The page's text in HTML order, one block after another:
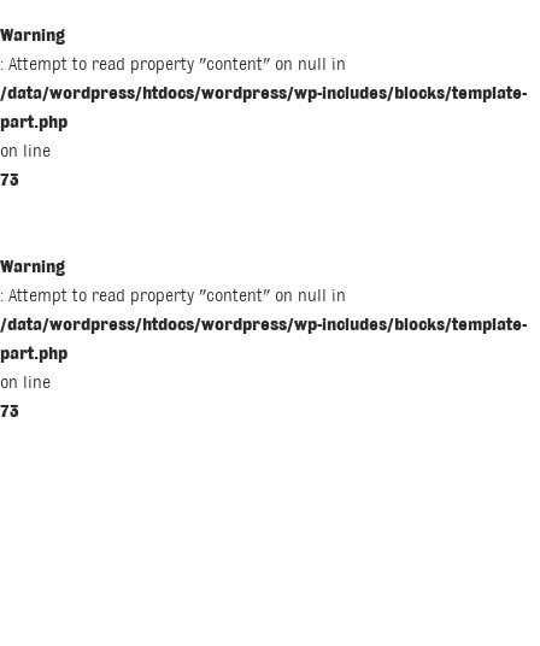
Warning
: Attempt to read property "content" on null in
/data/wordpress/htdocs/wordpress/wp-includes/blocks/template-
part.php
on line
73
Warning
: Attempt to read property "content" on null in
/data/wordpress/htdocs/wordpress/wp-includes/blocks/template-
part.php
on line
73